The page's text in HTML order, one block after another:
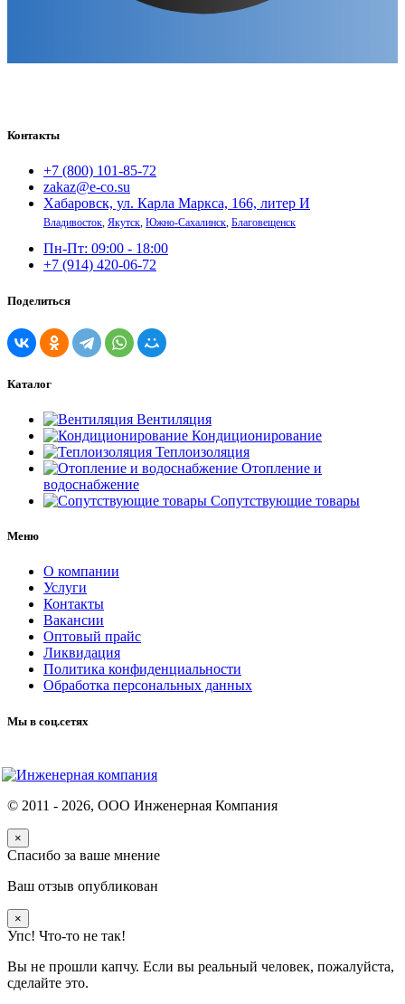
Контакты
+7 (800) 101-85-72
zakaz@e-co.su
Хабаровск, ул. Карла Маркса, 166, литер И
Владивосток, Якутск, Южно-Сахалинск, Благовещенск
Пн-Пт: 09:00 - 18:00
+7 (914) 420-06-72
Поделиться
Каталог
Вентиляция
Кондиционирование
Теплоизоляция
Отопление и
водоснабжение
Сопутствующие товары
Меню
О компании
Услуги
Контакты
Вакансии
Оптовый прайс
Ликвидация
Политика конфиденциальности
Обработка персональных данных
Мы в соц.сетях
© 2011 - 2026, ООО Инженерная Компания
×
Спасибо за ваше мнение
Ваш отзыв опубликован
×
Упс! Что-то не так!
Вы не прошли капчу. Если вы реальный человек, пожалуйста,
сделайте это.